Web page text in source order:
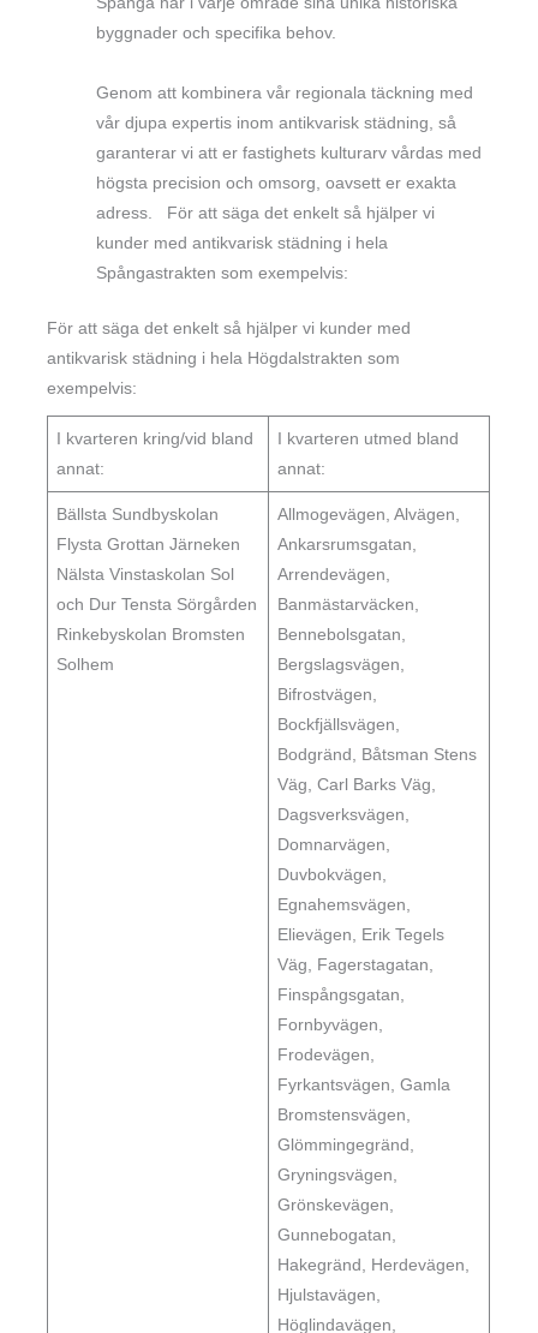
byggnader och specifika behov.
Genom att kombinera vår regionala täckning med
vår djupa expertis inom antikvarisk städning, så
garanterar vi att er fastighets kulturarv vårdas med
högsta precision och omsorg, oavsett er exakta
adress. För att säga det enkelt så hjälper vi
kunder med antikvarisk städning i hela
Spångastrakten som exempelvis:
För att säga det enkelt så hjälper vi kunder med
antikvarisk städning i hela Högdalstrakten som
exempelvis:
I kvarteren kring/vid bland
annat:
I kvarteren utmed bland
annat:
Bällsta Sundbyskolan
Flysta Grottan Järneken
Nälsta Vinstaskolan Sol
och Dur Tensta Sörgården
Rinkebyskolan Bromsten
Solhem
Allmogevägen, Alvägen,
Ankarsrumsgatan,
Arrendevägen,
Banmästarväcken,
Bennebolsgatan,
Bergslagsvägen,
Bifrostvägen,
Bockfjällsvägen,
Bodgränd, Båtsman Stens
Väg, Carl Barks Väg,
Dagsverksvägen,
Domnarvägen,
Duvbokvägen,
Egnahemsvägen,
Elievägen, Erik Tegels
Väg, Fagerstagatan,
Finspångsgatan,
Fornbyvägen,
Frodevägen,
Fyrkantsvägen, Gamla
Bromstensvägen,
Glömmingegränd,
Gryningsvägen,
Grönskevägen,
Gunnebogatan,
Hakegränd, Herdevägen,
Hjulstavägen,
Höglindavägen,